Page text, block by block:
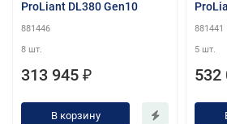
ProLiant DL380 Gen10
881446
8 шт.
313 945 ₽
В корзину
881441
5 шт.
532